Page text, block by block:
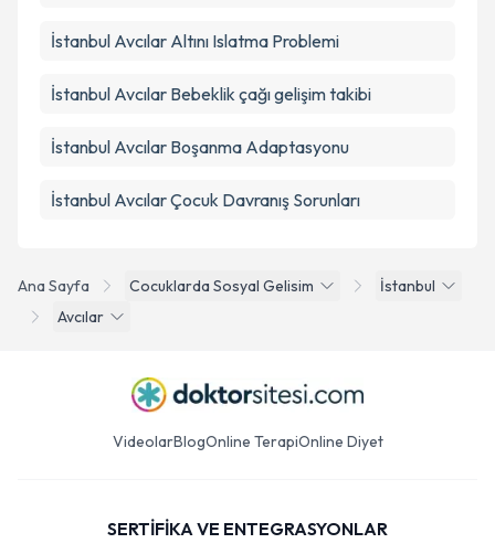
Ana Sayfa Cocuklarda Sosyal Gelisim
İstanbul
Avcılar
İstanbul Avcılar Altını Islatma Problemi
İstanbul Avcılar Bebeklik çağı gelişim takibi
İstanbul Avcılar Boşanma Adaptasyonu
İstanbul Avcılar Çocuk Davranış Sorunları
VideolarBlogOnline TerapiOnline Diyet
SERTİFİKA VE ENTEGRASYONLAR